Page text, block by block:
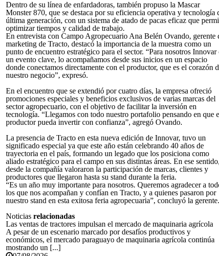
Dentro de su línea de enfardadoras, también propuso la Mascar
Monster 870, que se destaca por su eficiencia operativa y tecnología
última generación, con un sistema de atado de pacas eficaz que
optimizar tiempos y calidad de trabajo.
En entrevista con Campo Agropecuario Ana Belén Ovando, gerente
marketing de Tracto, destacó la importancia de la muestra como un
punto de encuentro estratégico para el sector. “Para nosotros Innovar
un evento clave, lo acompañamos desde sus inicios en un espacio
donde conectamos directamente con el productor, que es el corazón
nuestro negocio”, expresó.
En el encuentro que se extendió por cuatro días, la empresa ofreció
promociones especiales y beneficios exclusivos de varias marcas del
sector agropecuario, con el objetivo de facilitar la inversión en
tecnología. “Llegamos con todo nuestro portafolio pensando en que
productor pueda invertir con confianza”, agregó Ovando.
La presencia de Tracto en esta nueva edición de Innovar, tuvo un
significado especial ya que este año están celebrando 40 años de
trayectoria en el país, formando un legado que los posiciona como
aliado estratégico para el campo en sus distintas áreas. En ese
desde la compañía valoraron la participación de marcas, clientes y
productores que llegaron hasta su stand durante la feria.
“Es un año muy importante para nosotros. Queremos agradecer a
los que nos acompañan y confían en Tracto, y a quienes pasaron por
nuestro stand en esta exitosa feria agropecuaria”, concluyó la gerente.
Noticias relacionadas
Las ventas de tractores impulsan el mercado de maquinaria agrícola
A pesar de un escenario marcado por desafíos productivos y
económicos, el mercado paraguayo de maquinaria agrícola continúa
mostrando un [...]